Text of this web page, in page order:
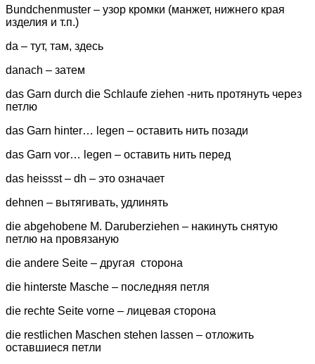
Bundchenmuster – узор кромки (манжет, нижнего края
изделия и т.п.)
da – тут, там, здесь
danach – затем
das Garn durch die Schlaufe ziehen -нить протянуть через
петлю
das Garn hinter… legen – оставить нить позади
das Garn vor… legen – оставить нить перед
das heissst – dh – это означает
dehnen – вытягивать, удлинять
die abgehobene M. Daruberziehen – накинуть снятую
петлю на провязаную
die andere Seite – другая сторона
die hinterste Masche – последняя петля
die rechte Seite vorne – лицевая сторона
die restlichen Maschen stehen lassen – отложить
оставшиеся петли